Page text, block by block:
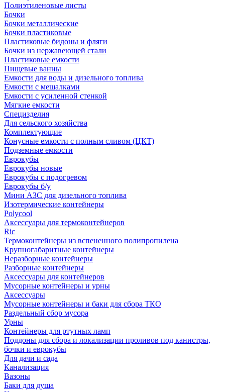
Полиэтиленовые листы
Бочки
Бочки металлические
Бочки пластиковые
Пластиковые бидоны и фляги
Бочки из нержавеющей стали
Пластиковые емкости
Пищевые ванны
Емкости для воды и дизельного топлива
Емкости с мешалками
Емкости с усиленной стенкой
Мягкие емкости
Специзделия
Для сельского хозяйства
Комплектующие
Конусные емкости с полным сливом (ЦКТ)
Подземные емкости
Еврокубы
Еврокубы новые
Еврокубы с подогревом
Еврокубы б/у
Мини АЗС для дизельного топлива
Изотермические контейнеры
Polycool
Аксессуары для термоконтейнеров
Ric
Термоконтейнеры из вспененного полипропилена
Крупногабаритные контейнеры
Неразборные контейнеры
Разборные контейнеры
Аксессуары для контейнеров
Мусорные контейнеры и урны
Аксессуары
Мусорные контейнеры и баки для сбора ТКО
Раздельный сбор мусора
Урны
Контейнеры для ртутных ламп
Поддоны для сбора и локализации проливов под канистры,
бочки и еврокубы
Для дачи и сада
Канализация
Вазоны
Баки для душа